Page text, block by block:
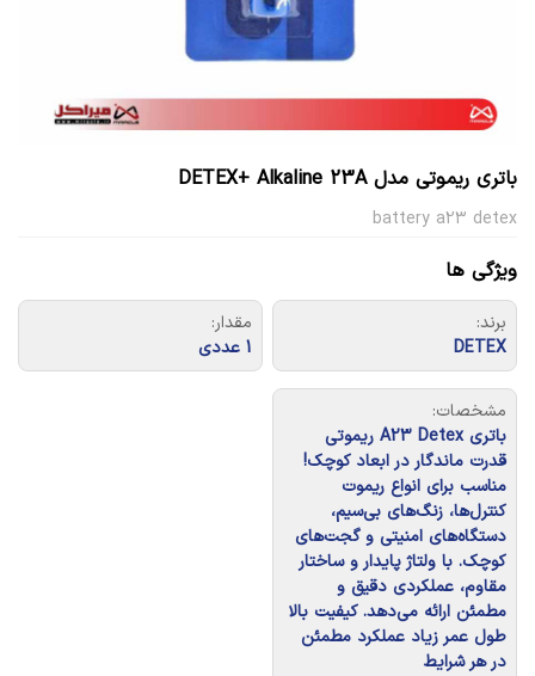
باتری ریموتی مدل DETEX+ Alkaline 23A
battery a23 detex
ویژگی ها
برند:
DETEX
مقدار:
1 عددی
مشخصات:
باتری A23 Detex ريموتی
قدرت ماندگار در ابعاد کوچک!
مناسب برای انواع ریموت
کنترل‌ها، زنگ‌های بی‌سیم،
دستگاه‌های امنیتی و گجت‌های
کوچک. با ولتاژ پایدار و ساختار
مقاوم، عملکردی دقیق و
مطمئن ارائه می‌دهد. کیفیت بالا
طول عمر زیاد عملکرد مطمئن
در هر شرایط